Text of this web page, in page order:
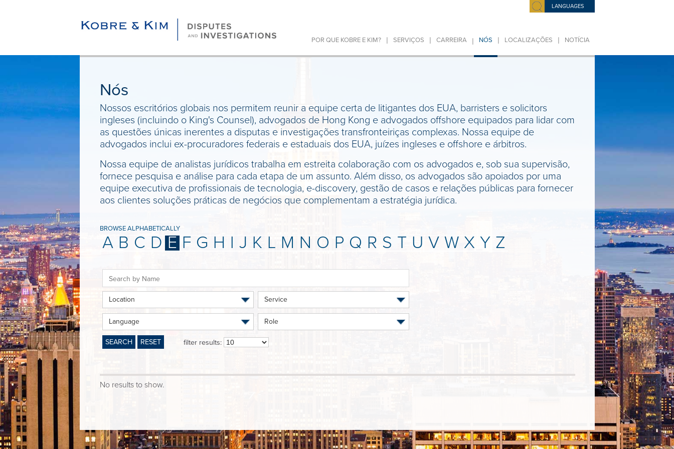
LANGUAGES
POR QUE KOBRE E KIM? | SERVIÇOS | CARREIRA | NÓS | LOCALIZAÇÕES | NOTÍCIA
Nós
Nossos escritórios globais nos permitem reunir a equipe certa de litigantes dos EUA, barristers e solicitors
ingleses (incluindo o King's Counsel), advogados de Hong Kong e advogados offshore equipados para lidar com
as questões únicas inerentes a disputas e investigações transfronteiriças complexas. Nossa equipe de
advogados inclui ex-procuradores federais e estaduais dos EUA, juízes ingleses e offshore e árbitros.
Nossa equipe de analistas jurídicos trabalha em estreita colaboração com os advogados e, sob sua supervisão,
fornece pesquisa e análise para cada etapa de um assunto. Além disso, os advogados são apoiados por uma
equipe executiva de profissionais de tecnologia, e-discovery, gestão de casos e relações públicas para fornecer
aos clientes soluções práticas de negócios que complementam a estratégia jurídica.
BROWSE ALPHABETICALLY
A B C D E F G H I J K L M N O P Q R S T U V W X Y Z
Location Service
Language Role
SEARCH RESET filter results:
No results to show.